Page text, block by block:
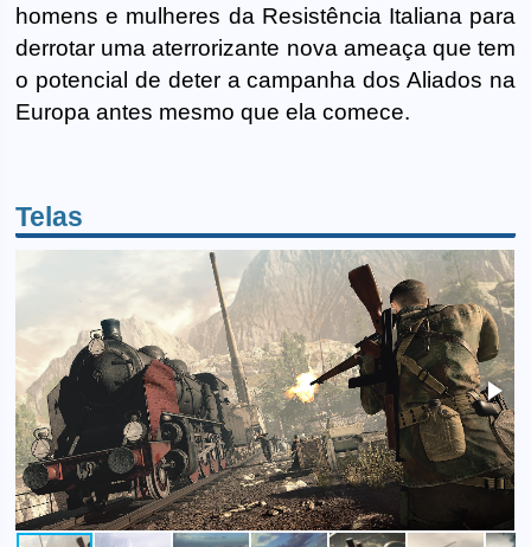
homens e mulheres da Resistência Italiana para
derrotar uma aterrorizante nova ameaça que tem
o potencial de deter a campanha dos Aliados na
Europa antes mesmo que ela comece.
Telas